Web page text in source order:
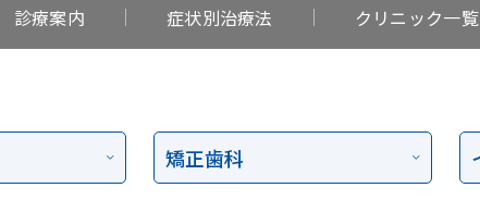
診療案内 症状別治療法 クリニック一覧
矯正歯科